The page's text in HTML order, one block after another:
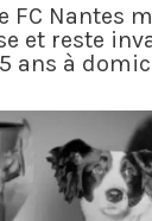
FC Nantes
et reste
ans à